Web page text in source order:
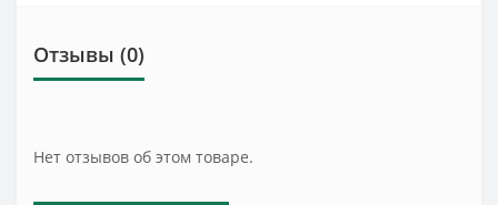
Отзывы (0)
Нет отзывов об этом товаре.